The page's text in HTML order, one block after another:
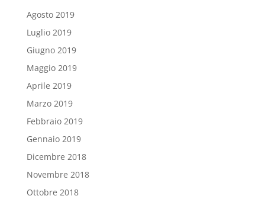
Agosto 2019
Luglio 2019
Giugno 2019
Maggio 2019
Aprile 2019
Marzo 2019
Febbraio 2019
Gennaio 2019
Dicembre 2018
Novembre 2018
Ottobre 2018